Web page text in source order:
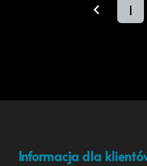
prev
1
Informacja dla